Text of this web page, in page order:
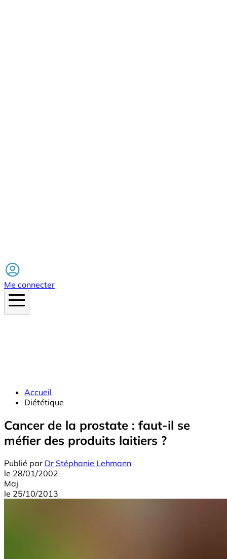
Me connecter
Accueil
Diététique
Cancer de la prostate : faut-il se
méfier des produits laitiers ?
Publié par Dr Stéphanie Lehmann
le 28/01/2002
Maj
le 25/10/2013